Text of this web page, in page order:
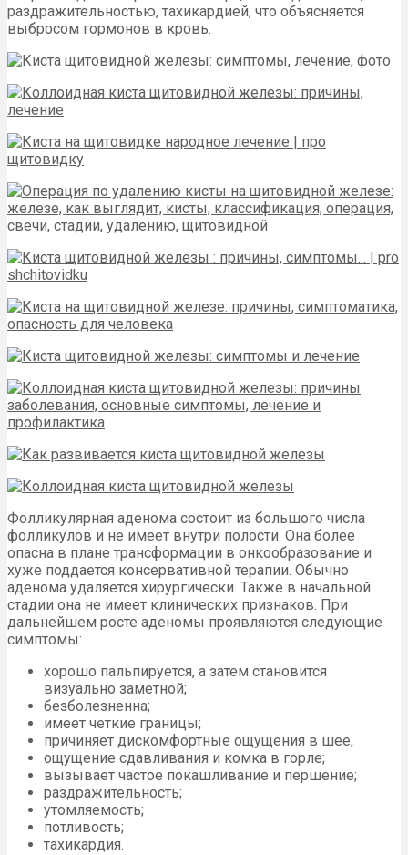
раздражительностью, тахикардией, что объясняется
выбросом гормонов в кровь.
Фолликулярная аденома состоит из большого числа
фолликулов и не имеет внутри полости. Она более
опасна в плане трансформации в онкообразование и
хуже поддается консервативной терапии. Обычно
аденома удаляется хирургически. Также в начальной
стадии она не имеет клинических признаков. При
дальнейшем росте аденомы проявляются следующие
симптомы:
хорошо пальпируется, а затем становится
визуально заметной;
безболезненна;
имеет четкие границы;
причиняет дискомфортные ощущения в шее;
ощущение сдавливания и комка в горле;
вызывает частое покашливание и першение;
раздражительность;
утомляемость;
потливость;
тахикардия.